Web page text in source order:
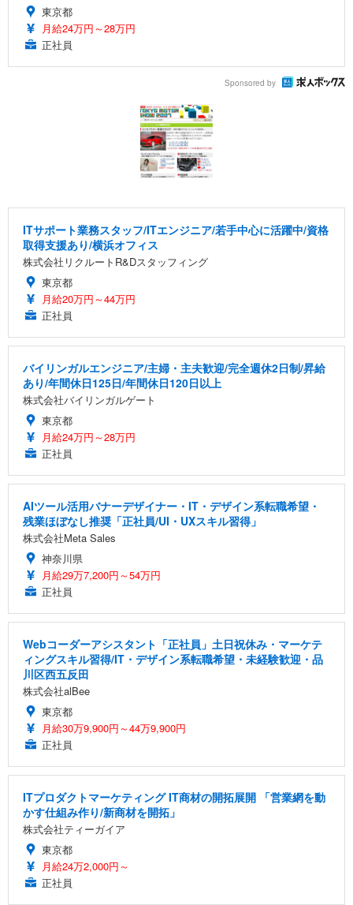
東京都
月給24万円～28万円
正社員
Sponsored by
ITサポート業務スタッフ/ITエンジニア/若手中心に活躍中/資格
取得支援あり/横浜オフィス
株式会社リクルートR&Dスタッフィング
東京都
月給20万円～44万円
正社員
バイリンガルエンジニア/主婦・主夫歓迎/完全週休2日制/昇給
あり/年間休日125日/年間休日120日以上
株式会社バイリンガルゲート
東京都
月給24万円～28万円
正社員
AIツール活用バナーデザイナー・IT・デザイン系転職希望・
残業ほぼなし推奨「正社員/UI・UXスキル習得」
株式会社Meta Sales
神奈川県
月給29万7,200円～54万円
正社員
Webコーダーアシスタント「正社員」土日祝休み・マーケテ
ィングスキル習得/IT・デザイン系転職希望・未経験歓迎・品
川区西五反田
株式会社alBee
東京都
月給30万9,900円～44万9,900円
正社員
ITプロダクトマーケティング IT商材の開拓展開 「営業網を動
かす仕組み作り/新商材を開拓」
株式会社ティーガイア
東京都
月給24万2,000円～
正社員